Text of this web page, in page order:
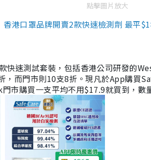
點擊圖片放大
香港口罩品牌開賣2款快速檢測劑 最平
快速測試套裝，包括香港公司研發的
，而門市則10支8折。現凡於App購買
市購買一支平均不用$17.9就買到，數